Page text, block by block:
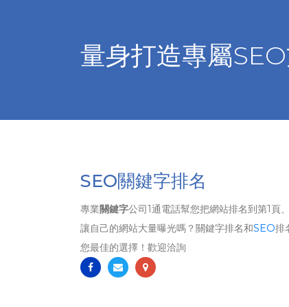
量身打造專屬
SEO關鍵字排名
專業關鍵字公司1通電話幫您把網站排名到第1頁
讓自己的網站大量曝光嗎？關鍵字排名和SEO排
您最佳的選擇！歡迎洽詢